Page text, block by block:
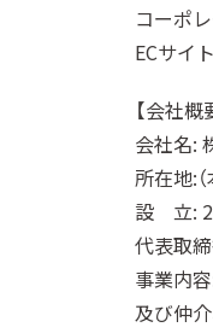
コーポ
ECサイ
【会社概
会社名:
所在地:
設 立:
代表取
事業内
及び仲介